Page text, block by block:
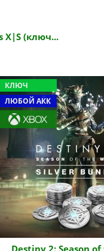
X|S (ключ...
КЛЮЧ
ЛЮБОЙ АКК
Destiny 2: Season